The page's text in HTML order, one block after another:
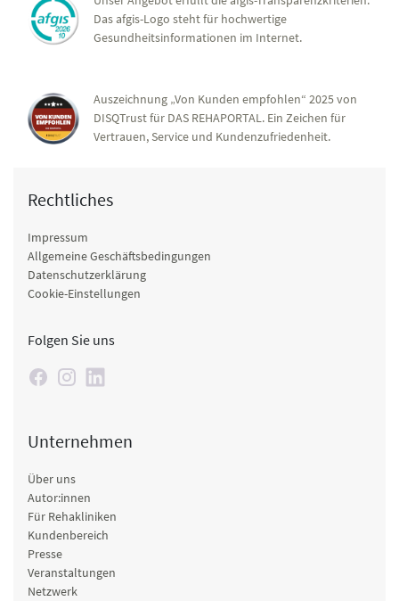
Das afgis-Logo steht für hochwertige
Gesundheitsinformationen im Internet.
Auszeichnung „Von Kunden empfohlen“ 2025 von
DISQTrust für DAS REHAPORTAL. Ein Zeichen für
Vertrauen, Service und Kundenzufriedenheit.
Rechtliches
Impressum
Allgemeine Geschäftsbedingungen
Datenschutzerklärung
Cookie-Einstellungen
Folgen Sie uns
Unternehmen
Über uns
Autor:innen
Für Rehakliniken
Kundenbereich
Presse
Veranstaltungen
Netzwerk